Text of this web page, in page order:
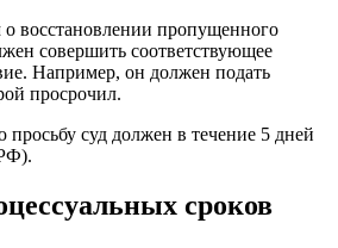
о восстановлении пропущенного
совершить соответствующее
Например, он должен подать
просрочил.
просьбу суд должен в течение 5 дней
сроков